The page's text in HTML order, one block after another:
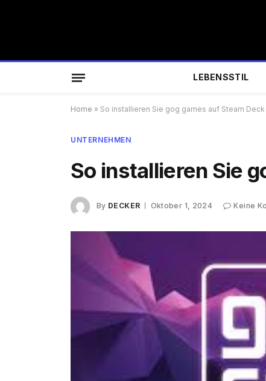
LEBENSSTIL
Home » So installieren Sie gog games auf Steam Deck
UNTERNEHMEN
So installieren Sie
By DECKER Oktober 1, 2024 Keine